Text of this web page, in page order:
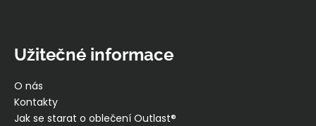
Užitečné informace
O nás
Kontakty
Jak se starat o oblečení Outlast®